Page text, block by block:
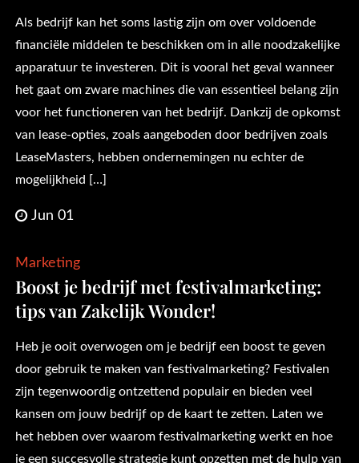
Als bedrijf kan het soms lastig zijn om over voldoende
financiële middelen te beschikken om in alle noodzakelijke
apparatuur te investeren. Dit is vooral het geval wanneer
het gaat om zware machines die van essentieel belang zijn
voor het functioneren van het bedrijf. Dankzij de opkomst
van lease-opties, zoals aangeboden door bedrijven zoals
LeaseMasters, hebben ondernemingen nu echter de
mogelijkheid […]
Jun 01
Marketing
Boost je bedrijf met festivalmarketing:
tips van Zakelijk Wonder!
Heb je ooit overwogen om je bedrijf een boost te geven
door gebruik te maken van festivalmarketing? Festivalen
zijn tegenwoordig ontzettend populair en bieden veel
kansen om jouw bedrijf op de kaart te zetten. Laten we
het hebben over waarom festivalmarketing werkt en hoe
je een succesvolle strategie kunt opzetten met de hulp van